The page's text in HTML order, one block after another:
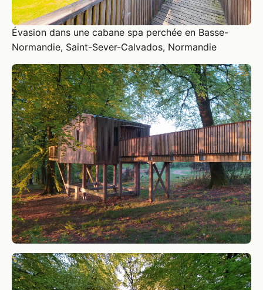
Évasion dans une cabane spa perchée en Basse-
Normandie, Saint-Sever-Calvados, Normandie